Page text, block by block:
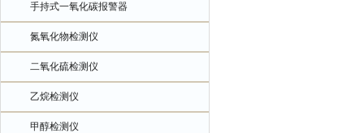
手持式一氧化碳报警器
氮氧化物检测仪
二氧化硫检测仪
乙烷检测仪
甲醇检测仪